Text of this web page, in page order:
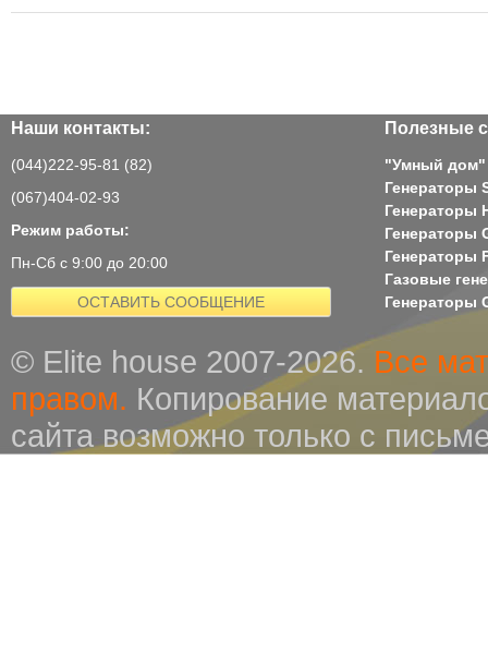
Наши контакты:
(044)222-95-81 (82)
(067)404-02-93
Режим работы:
Пн-Сб с 9:00 до 20:00
ОСТАВИТЬ СООБЩЕНИЕ
Полезные
"Умный дом"
Генераторы
Генераторы
Генераторы
Генераторы
Газовые
Генераторы
© Elite house 2007-2026. Все
правом. Копирование
сайта возможно только с